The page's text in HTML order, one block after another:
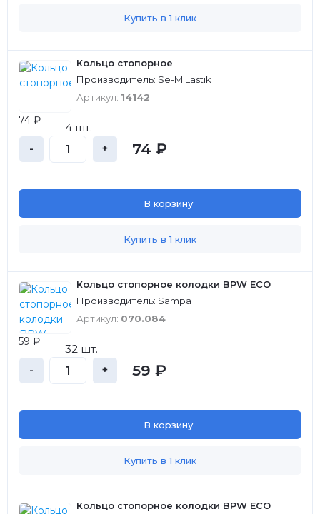
Купить в 1 клик
Кольцо стопорное
Производитель: Se-M Lastik
Артикул: 14142
74 ₽
4 шт.
- + 74 ₽
В корзину
Купить в 1 клик
Кольцо стопорное колодки BPW ECO
Производитель: Sampa
Артикул: 070.084
59 ₽
32 шт.
- + 59 ₽
В корзину
Купить в 1 клик
Кольцо стопорное колодки BPW ECO